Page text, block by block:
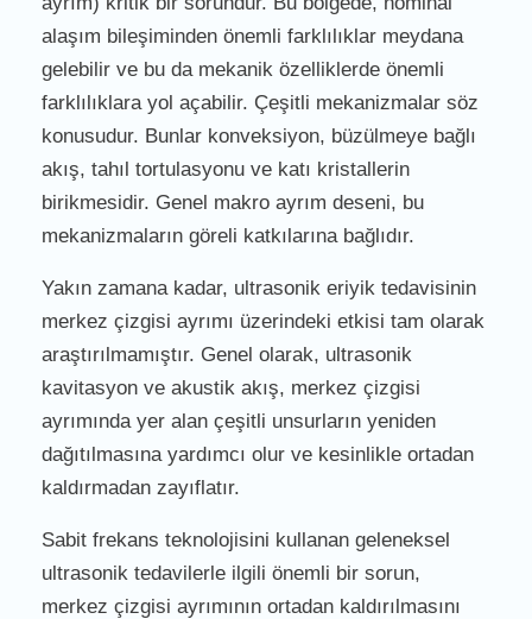
alaşım bileşiminden önemli farklılıklar meydana
gelebilir ve bu da mekanik özelliklerde önemli
farklılıklara yol açabilir. Çeşitli mekanizmalar söz
konusudur. Bunlar konveksiyon, büzülmeye bağlı
akış, tahıl tortulasyonu ve katı kristallerin
birikmesidir. Genel makro ayrım deseni, bu
mekanizmaların göreli katkılarına bağlıdır.
Yakın zamana kadar, ultrasonik eriyik tedavisinin
merkez çizgisi ayrımı üzerindeki etkisi tam olarak
araştırılmamıştır. Genel olarak, ultrasonik
kavitasyon ve akustik akış, merkez çizgisi
ayrımında yer alan çeşitli unsurların yeniden
dağıtılmasına yardımcı olur ve kesinlikle ortadan
kaldırmadan zayıflatır.
Sabit frekans teknolojisini kullanan geleneksel
ultrasonik tedavilerle ilgili önemli bir sorun,
merkez çizgisi ayrımının ortadan kaldırılmasını